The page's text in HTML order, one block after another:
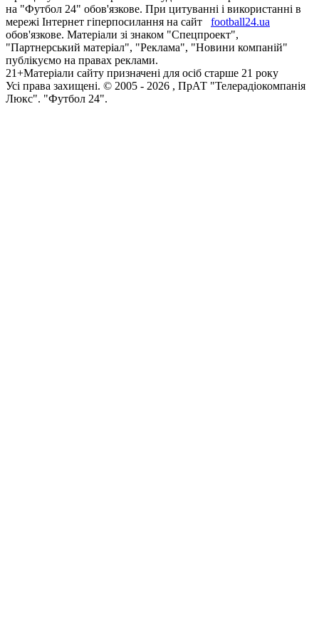
на "Футбол 24" обов'язкове. При цитуванні і використанні в
мережі Інтернет гіперпосилання на сайт
football24.ua
обов'язкове. Матеріали зі знаком "Спецпроект",
"Партнерський матеріал", "Реклама", "Новини компаній"
публікуємо на правах реклами.
21+Матеріали сайту призначені для осіб старше 21 року
Усi права захищенi. © 2005 - 2026 , ПрАТ "Телерадіокомпанія
Люкс". "Футбол 24".